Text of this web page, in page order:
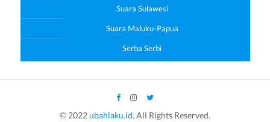
Suara Sulawesi
Suara Maluku-Papua
Serba Serbi
© 2022ubahlaku.id. All Rights Reserved.